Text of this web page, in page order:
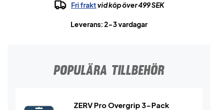
Fri fraktvid köp över 499 SEK
Leverans: 2-3 vardagar
POPULÄRA TILLBEHÖR
ZERV Pro Overgrip 3-Pack